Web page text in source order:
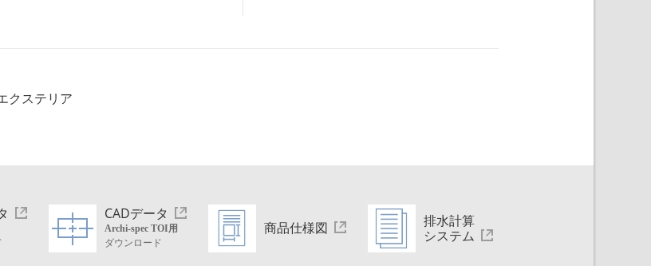
クステリア
CADデータ
Archi-spec TOI用
ダウンロード
商品仕様図
排水計算
システム